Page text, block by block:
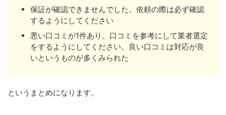
保証が確認できませんでした。依頼の際は必ず確認
するようにしてください
悪い口コミが1件あり。口コミを参考にして業者選定
をするようにしてください。良い口コミは対応が良
いというものが多くみられた
というまとめになります。